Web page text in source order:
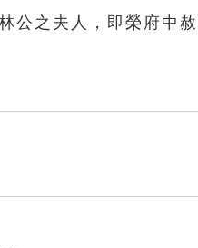
公之夫人，即榮府中